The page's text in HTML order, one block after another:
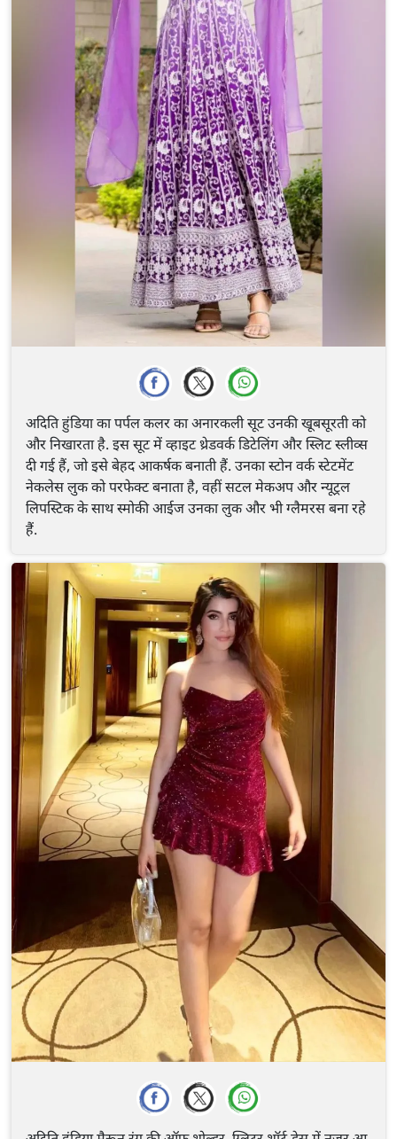
अदिति हुंडिया का पर्पल कलर का अनारकली सूट उनकी खूबसूरती को
और निखारता है. इस सूट में व्हाइट थ्रेडवर्क डिटेलिंग और स्लिट स्लीव्स
दी गई हैं, जो इसे बेहद आकर्षक बनाती हैं. उनका स्टोन वर्क स्टेटमेंट
नेकलेस लुक को परफेक्ट बनाता है, वहीं सटल मेकअप और न्यूट्रल
लिपस्टिक के साथ स्मोकी आईज उनका लुक और भी ग्लैमरस बना रहे
हैं.